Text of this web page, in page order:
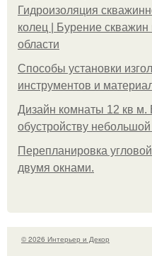
Гидроизоляция
колец | Бурение
области
Способы установки
инструментов и
Дизайн комнаты 12 кв
обустройству
Пeрeплaнирoвкa
двумя oкнaми.
© 2026 Интерьер и Декор